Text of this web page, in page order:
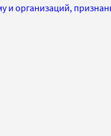
и организаций,